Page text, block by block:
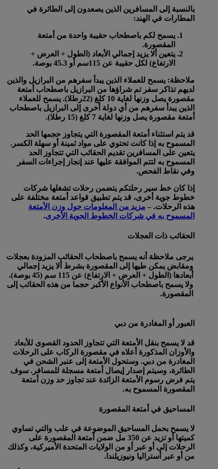
بالنسبة إلى المسافرين الذين يصعدون إلى الطائرة في
المطارات في الهند:
يسمح لكم باصطحاب حقيبة واحدة من أمتعة
المقصورة.
يتعين ألا يزيد إجمالي الأبعاد (الطول + العرض +
الارتفاع) لكل حقيبة عن 115سم أو 45.3 بوصة.
ملاحظة: يسمح للعملاء الذين يبدأ سفرهم من البرازيل والذين
لديهم تذاكر سفر تم شراؤها من البرازيل باصطحاب أمتعة
مقصورة يصل وزنها لغاية 10 كلغ (22رطلا). يسمح للعملاء
الذين يبدأ سفرهم من أي دولة أخرى إلى البرازيل باصطحاب
أمتعة مقصورة يصل وزنها لغاية 7 كلغ (15 رطلا).
قد يتم استثناء أمتعة المقصورة التي يتجاوز حجمها الحد
المسموح به إذا كانت تحتوي على مواد ثمينة أو سهلة الكسر.
يتعين على المسافرين تقديم الحقائب التي تتجاوز الحد
المسموح به لتتم الموافقة عليها عند إنجاز إجراءات السفر
وفي نقاط الفحص.
إذا كان خط سير رحلتكم يتضمن رحلات تشغلها شركات
خطوط جوية أخرى، قد يتم تطبيق قواعد أمتعة مختلفة على
هذه الرحلات. – مزيد من المعلومات حول وزن الأمتعة
المسموح به في شركات الخطوط الجوية الأخرى.
الحقائب ذات العجلات
يرجى ملاحظة أنه يسمح باصطحاب الحقائب المزودة بعجلات
ومقابض يمكن طيها إلى المقصورة بشرط ألا يزيد إجمالي
أبعادها (الطول + العرض + الارتفاع) عن 115 سم (45 بوصة).
ولا يسمح باصطحاب الأنواع الأكبر حجما من هذه الحقائب إلى
المقصورة.
العبور أو المغادرة من دبي
قد لا يسمح بنقل الأمتعة التي تتجاوز الحدود القصوى للأبعاد
والأوزان المذكورة أعلاه في مقصورة الركاب على الرحلات
المغادرة من دبي. وستحول الأمتعة إلى عنبر الشحن في
الطائرة، وسيتم إصدار إيصال أمتعة مسجلة للمسافر. سوف
يتم فرض رسوم الأمتعة الزائدة عند تجاوز حد وزن أمتعة
المقصورة المسموح به.
المساحيق في أمتعة المقصورة
لا يسمح بحمل المساحيق الموضوعة في علب والتي تساوي
كميتها أو تزيد عن 350 مل ضمن أمتعة المقصورة على
الرحلات إلى أو عبر أو من الولايات المتحدة الأميركية، وكذلك
من أو عبر أستراليا ونيوزيلندا.